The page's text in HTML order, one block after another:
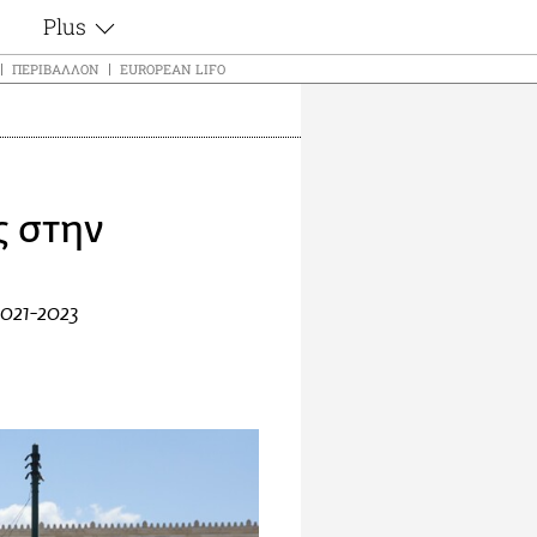
Plus
Θέματα
Εξομολογήσεις
Blogs
Απώλειες
ΠΕΡΙΒΆΛΛΟΝ EUROPEAN LIFO
στην
2023